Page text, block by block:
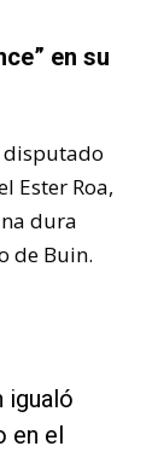
en su
disputado
Ester Roa,
dura
de Buin.
igualó
en el